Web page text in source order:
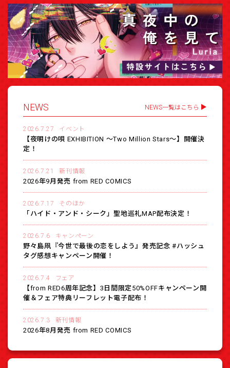
NEWS NEWS一覧はこちら
2026.7.27 イベント
【夜明けの唄 EXHIBITION 〜Two Million Stars〜】開催決
定！
2026.7.21 新刊情報
2026年9月発売 from RED COMICS
2026.7.17 そのほか
「ハイド・アンド・シーク」聖地巡礼MAP配布決定！
2026.7.6 キャンペーン
野々島凧『今世で最後の恋をしよう』発売記念 #ハッシュ
タグ感想キャンペーン開催！
2026.7.4 フェア
【from RED6周年記念】3日間限定50%OFFキャンペーン開
催＆フェア特典リーフレット電子配布！
2026.7.3 新刊情報
2026年8月発売 from RED COMICS